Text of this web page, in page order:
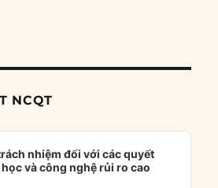
NCQT
nhiệm đối với các quyết
và công nghệ rủi ro cao